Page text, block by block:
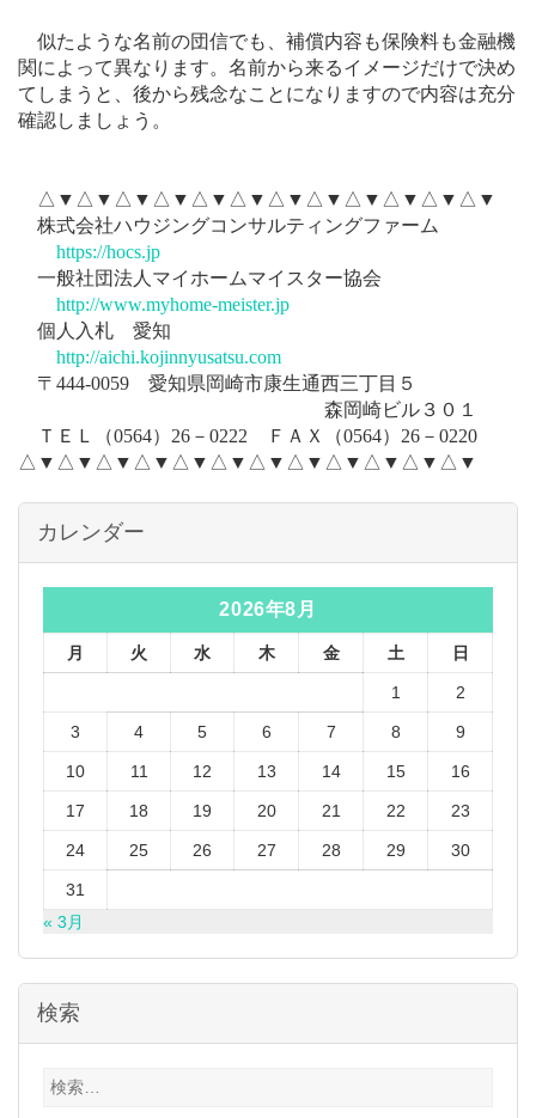
似たような名前の団信でも、補償内容も保険料も金融機
関によって異なります。名前から来るイメージだけで決め
てしまうと、後から残念なことになりますので内容は充分
確認しましょう。
△▼△▼△▼△▼△▼△▼△▼△▼△▼△▼△▼△▼
株式会社ハウジングコンサルティングファーム
https://hocs.jp
一般社団法人マイホームマイスター協会
http://www.myhome-meister.jp
個人入札 愛知
http://aichi.kojinnyusatsu.com
〒 444-0059 愛知県岡崎市康生通西三丁目５
森岡崎ビル３０１
ＴＥＬ（0564） 26 － 0222 ＦＡＸ（0564） 26 － 0220
△▼△▼△▼△▼△▼△▼△▼△▼△▼△▼△▼△▼
カレンダー
2026年8月
月 火 水 木 金 土 日
1 2
3 4 5 6 7 8 9
10 11 12 13 14 15 16
17 18 19 20 21 22 23
24 25 26 27 28 29 30
31
« 3月
検索
検